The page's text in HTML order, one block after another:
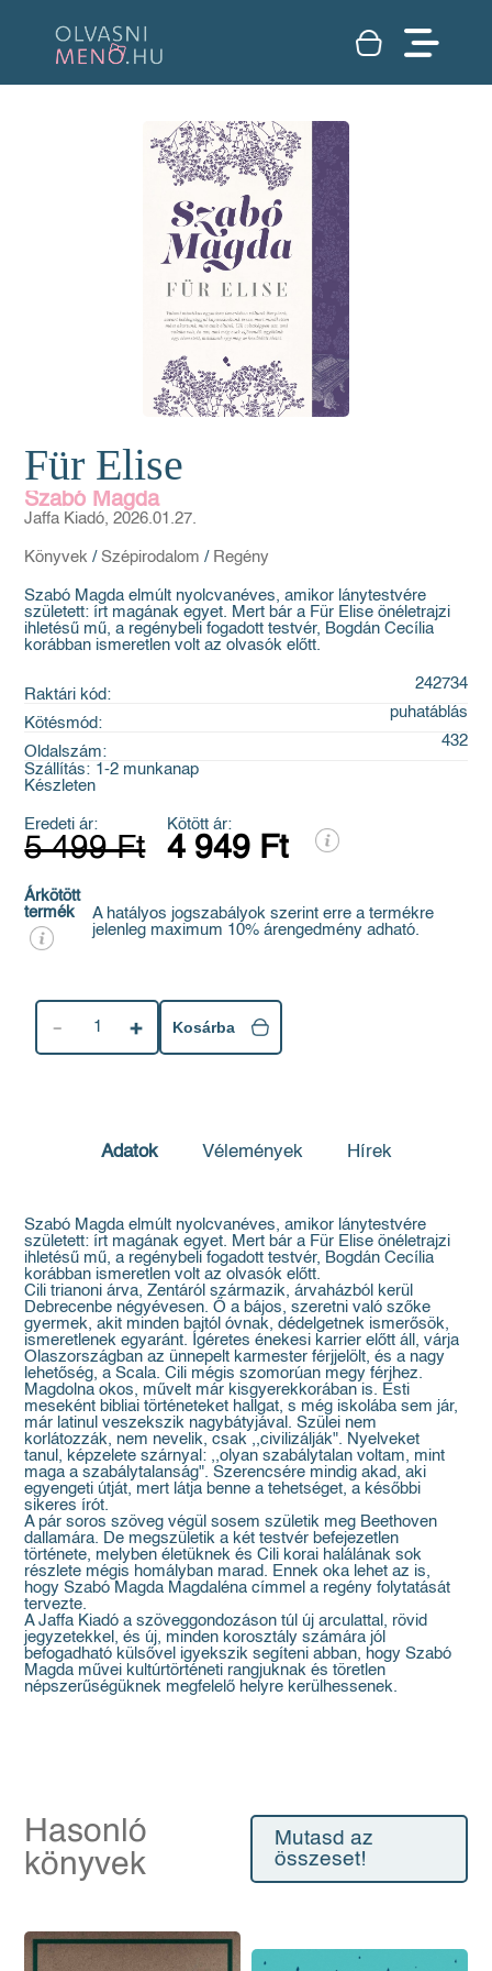
Für Elise
Szabó Magda
Jaffa Kiadó, 2026.01.27.
Könyvek / Szépirodalom / Regény
Szabó Magda elmúlt nyolcvanéves, amikor lánytestvére
született: írt magának egyet. Mert bár a Für Elise önéletrajzi
ihletésű mű, a regénybeli fogadott testvér, Bogdán Cecília
korábban ismeretlen volt az olvasók előtt.
Raktári kód:
242734
Kötésmód:
puhatáblás
Oldalszám:
432
Szállítás: 1-2 munkanap
Készleten
Eredeti ár:
5 499 Ft
Kötött ár:
4 949 Ft
Árkötött
termék
A hatályos jogszabályok szerint erre a termékre
jelenleg maximum 10% árengedmény adható.
1 Kosárba
Adatok Vélemények Hírek
Szabó Magda elmúlt nyolcvanéves, amikor lánytestvére
született: írt magának egyet. Mert bár a Für Elise önéletrajzi
ihletésű mű, a regénybeli fogadott testvér, Bogdán Cecília
korábban ismeretlen volt az olvasók előtt.
Cili trianoni árva, Zentáról származik, árvaházból kerül
Debrecenbe négyévesen. Ő a bájos, szeretni való szőke
gyermek, akit minden bajtól óvnak, dédelgetnek ismerősök,
ismeretlenek egyaránt. Ígéretes énekesi karrier előtt áll, várja
Olaszországban az ünnepelt karmester férjjelölt, és a nagy
lehetőség, a Scala. Cili mégis szomorúan megy férjhez.
Magdolna okos, művelt már kisgyerekkorában is. Esti
meseként bibliai történeteket hallgat, s még iskolába sem jár,
már latinul veszekszik nagybátyjával. Szülei nem
korlátozzák, nem nevelik, csak ,,civilizálják". Nyelveket
tanul, képzelete szárnyal: ,,olyan szabálytalan voltam, mint
maga a szabálytalanság". Szerencsére mindig akad, aki
egyengeti útját, mert látja benne a tehetséget, a későbbi
sikeres írót.
A pár soros szöveg végül sosem születik meg Beethoven
dallamára. De megszületik a két testvér befejezetlen
története, melyben életüknek és Cili korai halálának sok
részlete mégis homályban marad. Ennek oka lehet az is,
hogy Szabó Magda Magdaléna címmel a regény folytatását
tervezte.
A Jaffa Kiadó a szöveggondozáson túl új arculattal, rövid
jegyzetekkel, és új, minden korosztály számára jól
befogadható külsővel igyekszik segíteni abban, hogy Szabó
Magda művei kultúrtörténeti rangjuknak és töretlen
népszerűségüknek megfelelő helyre kerülhessenek.
Hasonló
könyvek
Mutasd az
összeset!